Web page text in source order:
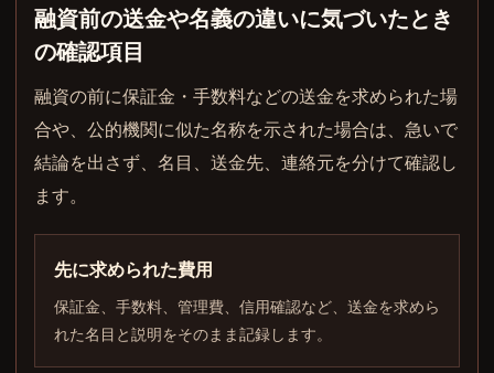
融資前の送金や名義の違いに気づいたとき
の確認項目
融資の前に保証金・手数料などの送金を求められた場
合や、公的機関に似た名称を示された場合は、急いで
結論を出さず、名目、送金先、連絡元を分けて確認し
ます。
先に求められた費用
保証金、手数料、管理費、信用確認など、送金を求めら
れた名目と説明をそのまま記録します。